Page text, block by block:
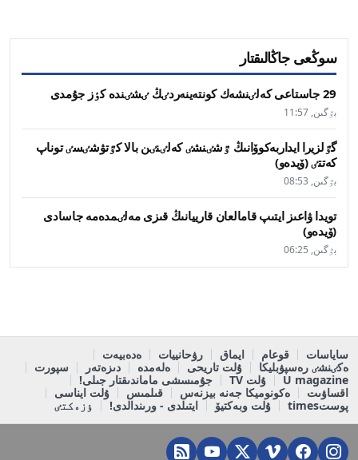
سوڭعى جاڭالىقتار
29 جاستاعى كەلٸنشەك كونتەينەردٸڭ ٸشٸندە كٶز جۇمدى
بٷگىن, 11:57
گٷلزيرا ايداربەكوۆانىڭ ٷشٸنشٸ كەلٸنٸن بالا كٷتۋشٸسٸ توناپ
كەتتٸ (ۆيدەو)
بٷگىن, 08:53
تويدا ۋاعىز ايتىپ قامالعان قارييانىڭ قىزى مەلٸمدەمە جاسادى
(ۆيدەو)
بٷگىن, 06:25
ساياسات قوعام ايماق رۋحانييات
ەدەبيەت
ەكٸنشٸ رەسپۋبليكا
ۇلت تاريحى ەلەمدە دىزەتەر
سپورت
U magazine
ۇلت TV
جۇمىسشى ماماندىقتار جىلى!
اقساۋىت
ەكونوميكا جەنە بيزنەس قىلمىس
ۇلت ايناسى
پوستtimes
ۇلت وبەكتيۆ ايتىلدى - ورىندالدى! ٶزەكتٸ